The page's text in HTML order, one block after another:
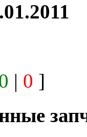
| 0 ]